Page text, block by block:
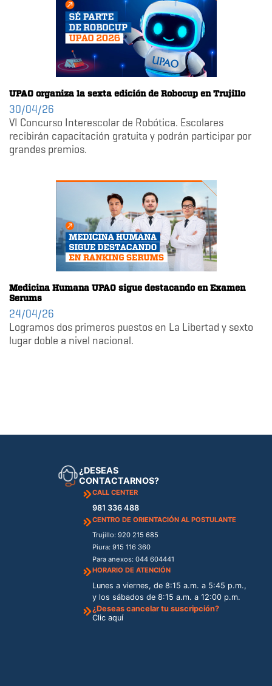
UPAO organiza la sexta edición de Robocup en Trujillo
30/04/26
VI Concurso Interescolar de Robótica. Escolares
recibirán capacitación gratuita y podrán participar por
grandes premios.
Medicina Humana UPAO sigue destacando en Examen
Serums
24/04/26
Logramos dos primeros puestos en La Libertad y sexto
lugar doble a nivel nacional.